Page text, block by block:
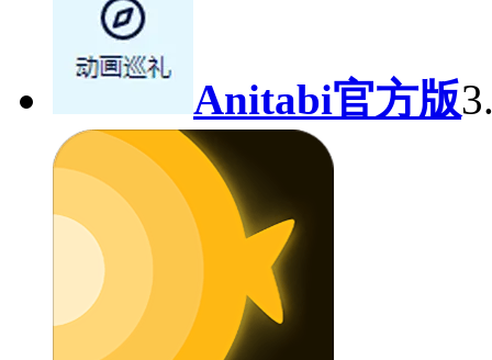
Anitabi官方版